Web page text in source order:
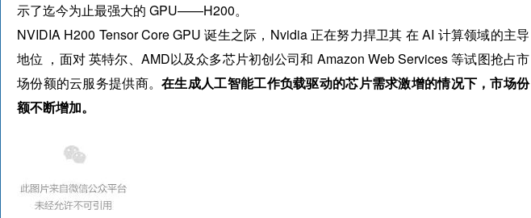
示了迄今为止最强大的 GPU——H200。
NVIDIA H200 Tensor Core GPU 诞生之际，Nvidia 正在努力捍卫其 在 AI 计算领域的主导
地位 ，面对 英特尔、AMD以及众多芯片初创公司和 Amazon Web Services 等试图抢占市
场份额的云服务提供商。在生成人工智能工作负载驱动的芯片需求激增的情况下，市场份
额不断增加。